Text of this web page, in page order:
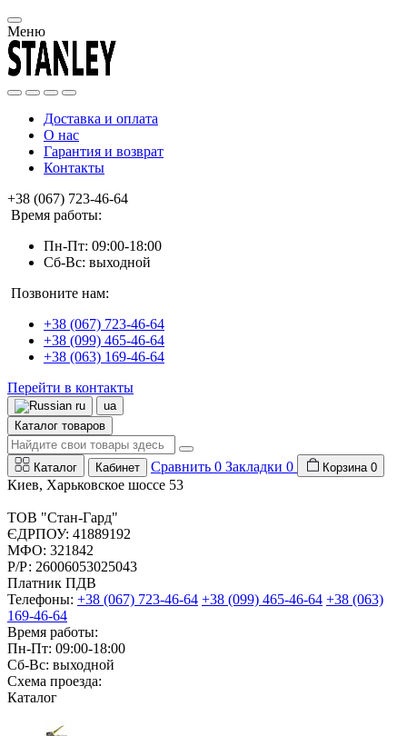
Меню
Доставка и оплата
О нас
Гарантия и возврат
Контакты
+38 (067) 723-46-64
Время работы:
Пн-Пт: 09:00-18:00
Сб-Вс: выходной
Позвоните нам:
+38 (067) 723-46-64
+38 (099) 465-46-64
+38 (063) 169-46-64
Перейти в контакты
ru
ua
Каталог товаров
Каталог Кабинет Сравнить 0 Закладки 0 Корзина 0
Киев, Харьковское шоссе 53
ТОВ "Стан-Гард"
ЄДРПОУ: 41889192
МФО: 321842
Р/Р: 26006053025043
Платник ПДВ
Телефоны: +38 (067) 723-46-64 +38 (099) 465-46-64 +38 (063)
169-46-64
Время работы:
Пн-Пт: 09:00-18:00
Сб-Вс: выходной
Схема проезда:
Каталог